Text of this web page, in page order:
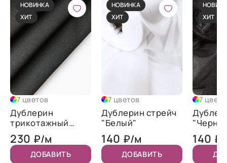
НОВИНКА
ХИТ
7 цветов
Дублерин
трикотажный
"Черный"
230 ₽/м
ДОБАВИТЬ
НОВИНКА
ХИТ
7 цветов
Дублерин стрейч
"Белый"
140 ₽/м
ДОБАВИТЬ
ХИТ
7
140